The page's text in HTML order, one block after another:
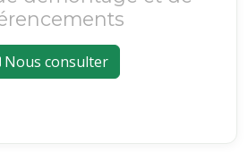
Nous consulter